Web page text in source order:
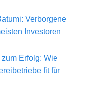
Verborgene
Investoren
Erfolg: Wie
fit für